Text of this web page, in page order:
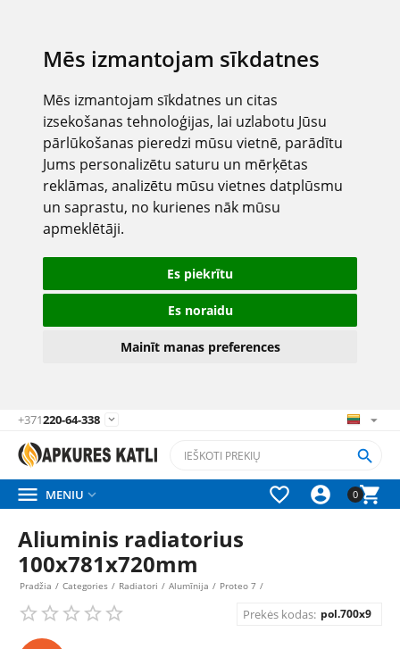
Mēs izmantojam sīkdatnes
Mēs izmantojam sīkdatnes un citas
izsekošanas tehnoloģijas, lai uzlabotu Jūsu
pārlūkošanas pieredzi mūsu vietnē, parādītu
Jums personalizētu saturu un mērķētas
reklāmas, analizētu mūsu vietnes datplūsmu
un saprastu, no kurienes nāk mūsu
apmeklētāji.
Es piekrītu
Es noraidu
Mainīt manas preferences
+371220-64-338 
0



 MENIU 
Aliuminis radiatorius
100x781x720mm
Pradžia / Categories / Radiatori / Alumīnija / Proteo 7 /
Prekės kodas: pol.700x9